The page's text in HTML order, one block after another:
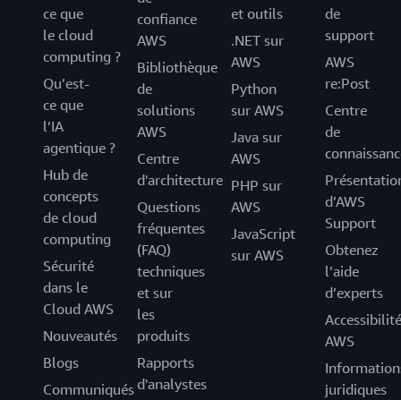
ce que
le cloud
computing ?
Qu’est-
ce que
l’IA
agentique ?
Hub de
concepts
de cloud
computing
Sécurité
dans le
Cloud AWS
Nouveautés
Blogs
Communiqués
confiance
AWS
Bibliothèque
de
solutions
AWS
Centre
d'architecture
Questions
fréquentes
(FAQ)
techniques
et sur
les
produits
Rapports
d'analystes
et outils
.NET sur
AWS
Python
sur AWS
Java sur
AWS
PHP sur
AWS
JavaScript
sur AWS
de
support
AWS
re:Post
Centre
de
d’AWS
Support
Obtenez
l’aide
d’experts
Accessibilité
AWS
juridiques